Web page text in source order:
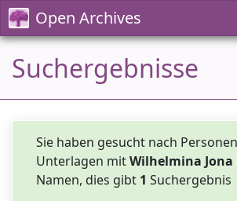
Open Archives
Suchergebnisse
Sie haben gesucht nach
Unterlagen mitWilhelmina Jona
Namen, dies gibt 1 Suchergebnis